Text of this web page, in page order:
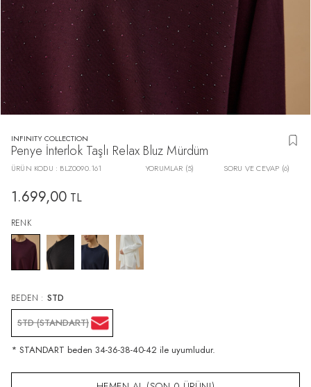
INFINITY COLLECTION
Penye İnterlok Taşlı Relax Bluz Mürdüm
ÜRÜN KODU : BLZ0090.161 YORUMLAR (5) SORU VE CEVAP (6)
1.699,00 TL
RENK
BEDEN : STD
STD (STANDART)
* STANDART beden 34-36-38-40-42 ile uyumludur.